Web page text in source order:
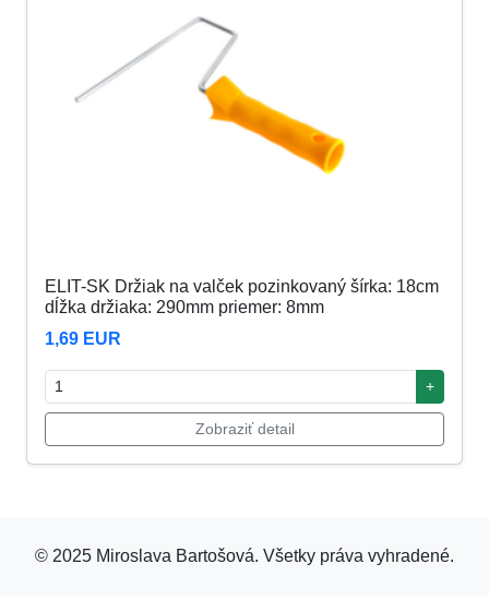
ELIT-SK Držiak na valček pozinkovaný šírka: 18cm
dĺžka držiaka: 290mm priemer: 8mm
1,69 EUR
+
Zobraziť detail
© 2025 Miroslava Bartošová. Všetky práva vyhradené.